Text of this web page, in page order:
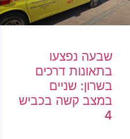
שבעה נפצעו
בתאונות דרכים
בשרון: שניים
במצב קשה בכביש
4